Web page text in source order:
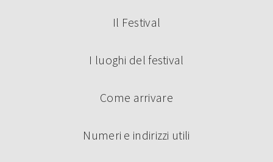
Il Festival
I luoghi del festival
Come arrivare
Numeri e indirizzi utili